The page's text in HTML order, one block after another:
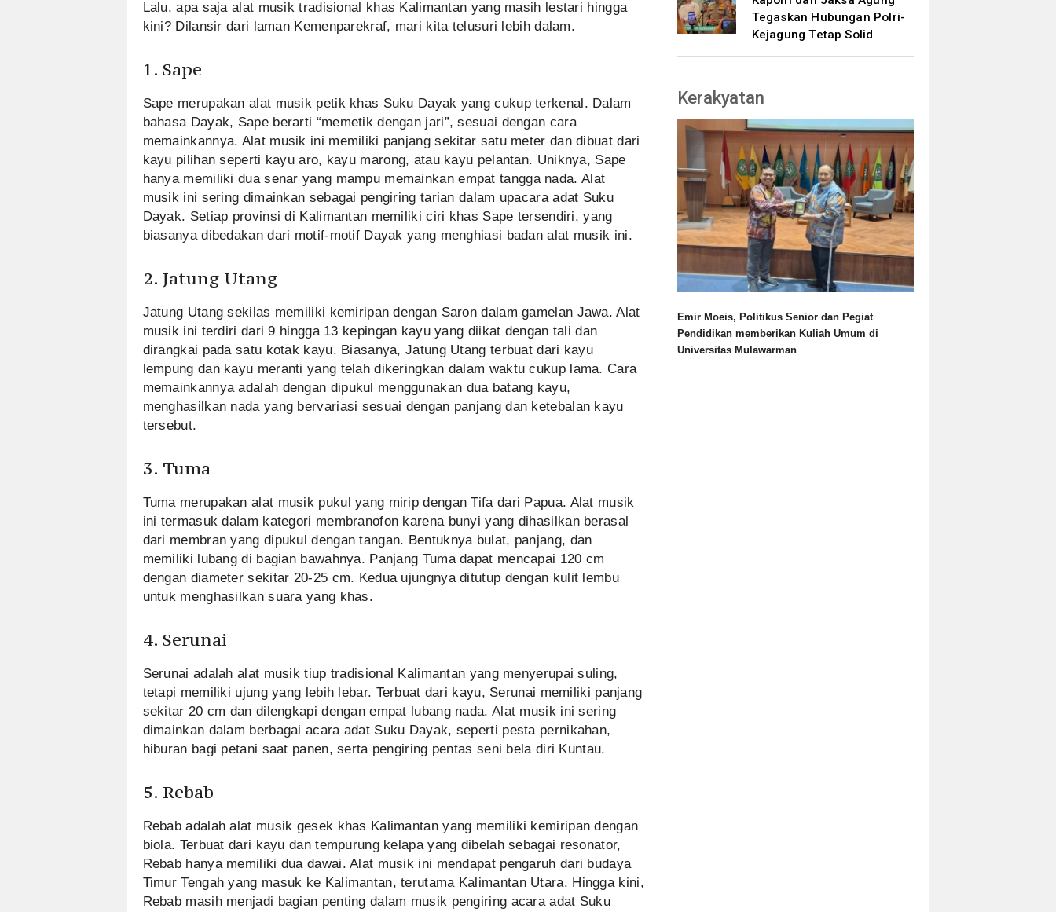
Lalu, apa saja alat musik tradisional khas Kalimantan yang masih lestari hingga
kini? Dilansir dari laman Kemenparekraf, mari kita telusuri lebih dalam.
1. Sape
Sape merupakan alat musik petik khas Suku Dayak yang cukup terkenal. Dalam
bahasa Dayak, Sape berarti “memetik dengan jari”, sesuai dengan cara
memainkannya. Alat musik ini memiliki panjang sekitar satu meter dan dibuat dari
kayu pilihan seperti kayu aro, kayu marong, atau kayu pelantan. Uniknya, Sape
hanya memiliki dua senar yang mampu memainkan empat tangga nada. Alat
musik ini sering dimainkan sebagai pengiring tarian dalam upacara adat Suku
Dayak. Setiap provinsi di Kalimantan memiliki ciri khas Sape tersendiri, yang
biasanya dibedakan dari motif-motif Dayak yang menghiasi badan alat musik ini.
2. Jatung Utang
Jatung Utang sekilas memiliki kemiripan dengan Saron dalam gamelan Jawa. Alat
musik ini terdiri dari 9 hingga 13 kepingan kayu yang diikat dengan tali dan
dirangkai pada satu kotak kayu. Biasanya, Jatung Utang terbuat dari kayu
lempung dan kayu meranti yang telah dikeringkan dalam waktu cukup lama. Cara
memainkannya adalah dengan dipukul menggunakan dua batang kayu,
menghasilkan nada yang bervariasi sesuai dengan panjang dan ketebalan kayu
tersebut.
3. Tuma
Tuma merupakan alat musik pukul yang mirip dengan Tifa dari Papua. Alat musik
ini termasuk dalam kategori membranofon karena bunyi yang dihasilkan berasal
dari membran yang dipukul dengan tangan. Bentuknya bulat, panjang, dan
memiliki lubang di bagian bawahnya. Panjang Tuma dapat mencapai 120 cm
dengan diameter sekitar 20-25 cm. Kedua ujungnya ditutup dengan kulit lembu
untuk menghasilkan suara yang khas.
4. Serunai
Serunai adalah alat musik tiup tradisional Kalimantan yang menyerupai suling,
tetapi memiliki ujung yang lebih lebar. Terbuat dari kayu, Serunai memiliki panjang
sekitar 20 cm dan dilengkapi dengan empat lubang nada. Alat musik ini sering
dimainkan dalam berbagai acara adat Suku Dayak, seperti pesta pernikahan,
hiburan bagi petani saat panen, serta pengiring pentas seni bela diri Kuntau.
5. Rebab
Rebab adalah alat musik gesek khas Kalimantan yang memiliki kemiripan dengan
biola. Terbuat dari kayu dan tempurung kelapa yang dibelah sebagai resonator,
Rebab hanya memiliki dua dawai. Alat musik ini mendapat pengaruh dari budaya
Timur Tengah yang masuk ke Kalimantan, terutama Kalimantan Utara. Hingga kini,
Rebab masih menjadi bagian penting dalam musik pengiring acara adat Suku
Tegaskan Hubungan Polri-
Kejagung Tetap Solid
Kerakyatan
Emir Moeis, Politikus Senior dan Pegiat
Pendidikan memberikan Kuliah Umum di
Universitas Mulawarman